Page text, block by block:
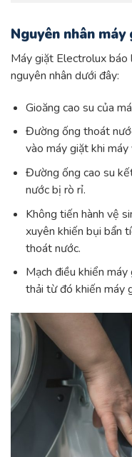
Nguyên nhân
Máy giặt Electrolux
nguyên nhân dưới đây:
Gioăng cao su của
Đường ống thoát
vào máy giặt khi máy
Đường ống cao su
nước bị rò rỉ.
Không tiến hành vệ
xuyên khiến bụi bẩn
thoát nước.
Mạch điều khiển
thải từ đó khiến máy